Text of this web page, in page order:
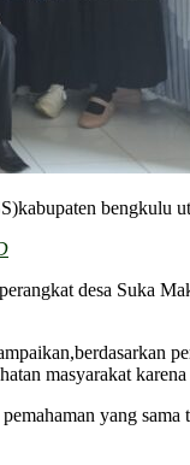
bengkulu
desa Suka
masyarakat
yang